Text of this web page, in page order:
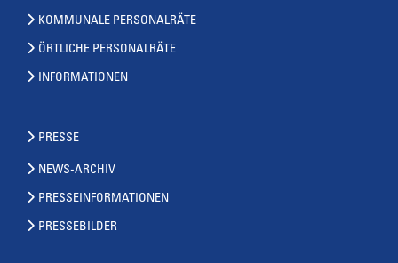
KOMMUNALE PERSONALRÄTE
ÖRTLICHE PERSONALRÄTE
INFORMATIONEN
PRESSE
NEWS-ARCHIV
PRESSEINFORMATIONEN
PRESSEBILDER